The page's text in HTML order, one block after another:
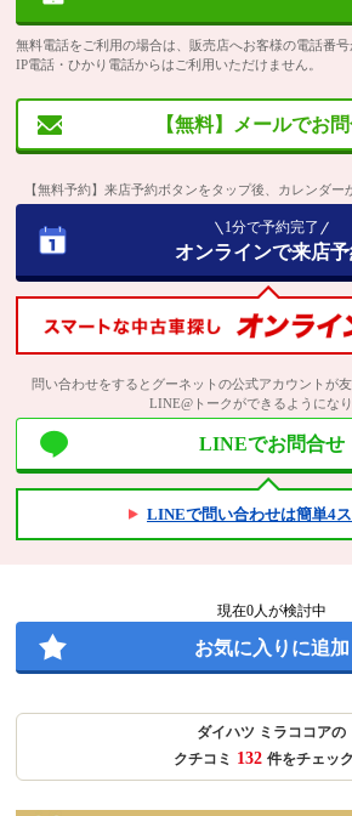
無料電話をご利用の場合は、販売店へお客様の電話番号
IP電話・ひかり電話からはご利用いただけません。
【無料】メールでお
【無料予約】来店予約ボタンをタップ後、カレンダ
1分で予約完了
オンラインで来店
問い合わせをするとグーネットの公式アカウントが
LINE@トークができるようになり
LINEでお問合せ
LINEで問い合わせは簡単4ス
現在0人が検討中
お気に入りに追加
ダイハツ ミラココアの
クチコミ 132 件をチェック